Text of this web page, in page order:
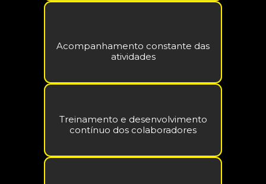
Acompanhamento constante das
atividades
Treinamento e desenvolvimento
contínuo dos colaboradores